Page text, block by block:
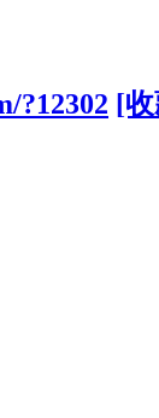
?12302 [